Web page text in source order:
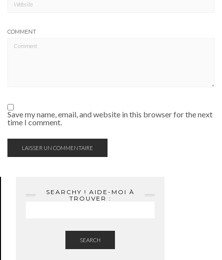
COMMENT
Save my name, email, and website in this browser for the next
time I comment.
SEARCHY ! AIDE-MOI À
TROUVER :
SEARCH